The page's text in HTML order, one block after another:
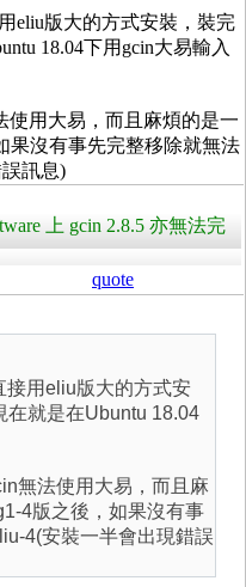
eliu版大的方式安裝，裝完
18.04下用gcin大易輸入
使用大易，而且麻煩的是一
果沒有事先完整移除就無法
訊息)
上 gcin 2.8.5 亦無法完
quote
接用eliu版大的方式安
在就是在Ubuntu 18.04
無法使用大易，而且麻
4版之後，如果沒有事
4(安裝一半會出現錯誤